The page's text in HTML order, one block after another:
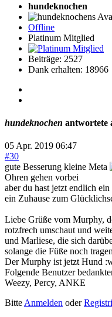
hundeknochen
Offline
Platinum Mitglied
Beiträge: 2527
Dank erhalten: 18966
hundeknochen antwortete
05 Apr. 2019 06:47
#30
gute Besserung kleine Meta
Ohren gehen vorbei
aber du hast jetzt endlich
ein Zuhause zum
Liebe Grüße vom Murphy,
rotzfrech umschaut und
und Marliese, die sich
solange die Füße noch
Der Murphy ist jetzt Hund
Folgende Benutzer
Weezy, Percy, ANKE
Bitte Anmelden oder